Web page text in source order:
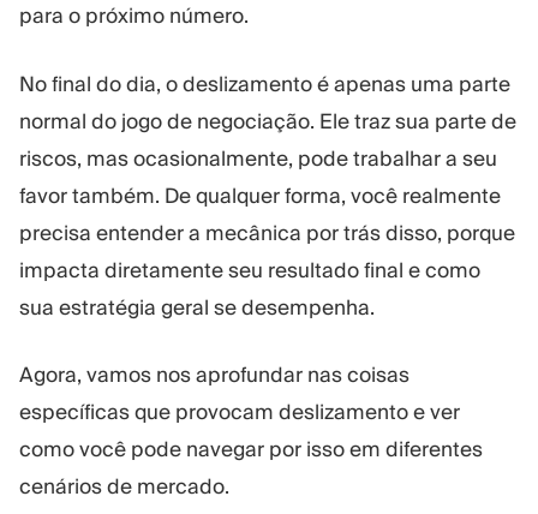
para o próximo número.
No final do dia, o deslizamento é apenas uma parte
normal do jogo de negociação. Ele traz sua parte de
riscos, mas ocasionalmente, pode trabalhar a seu
favor também. De qualquer forma, você realmente
precisa entender a mecânica por trás disso, porque
impacta diretamente seu resultado final e como
sua estratégia geral se desempenha.
Agora, vamos nos aprofundar nas coisas
específicas que provocam deslizamento e ver
como você pode navegar por isso em diferentes
cenários de mercado.